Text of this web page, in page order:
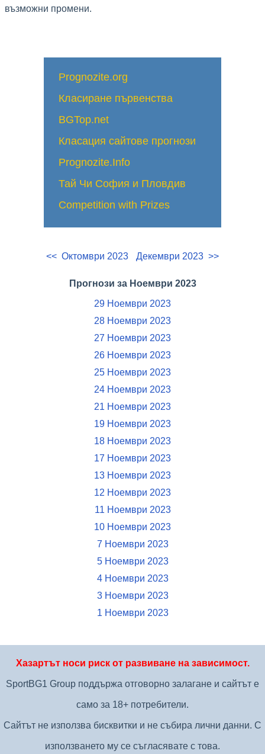
възможни промени.
Prognozite.org
Класиране първенства
BGTop.net
Класация сайтове прогнози
Prognozite.Info
Тай Чи София и Пловдив
Competition with Prizes
<< Октомври 2023 Декември 2023 >>
Прогнози за Ноември 2023
29 Ноември 2023
28 Ноември 2023
27 Ноември 2023
26 Ноември 2023
25 Ноември 2023
24 Ноември 2023
21 Ноември 2023
19 Ноември 2023
18 Ноември 2023
17 Ноември 2023
13 Ноември 2023
12 Ноември 2023
11 Ноември 2023
10 Ноември 2023
7 Ноември 2023
5 Ноември 2023
4 Ноември 2023
3 Ноември 2023
1 Ноември 2023
Хазартът носи риск от развиване на зависимост.
SportBG1 Group поддържа отговорно залагане и сайтът е
само за 18+ потребители.
Сайтът не използва бисквитки и не събира лични данни. С
използването му се съгласявате с това.